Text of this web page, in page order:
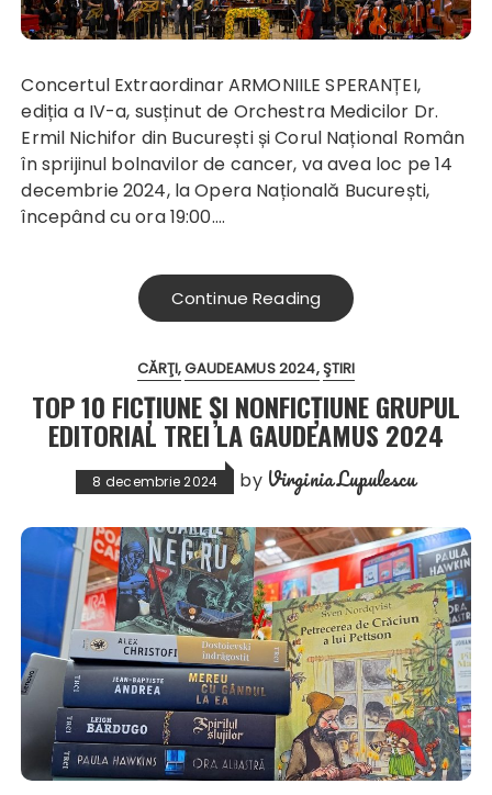
Concertul Extraordinar ARMONIILE SPERANȚEI,
ediția a IV-a, susținut de Orchestra Medicilor Dr.
Ermil Nichifor din București și Corul Național Român
în sprijinul bolnavilor de cancer, va avea loc pe 14
decembrie 2024, la Opera Națională București,
începând cu ora 19:00.…
Continue Reading
CĂRŢI GAUDEAMUS 2024 ŞTIRI
TOP 10 FICȚIUNE ȘI NONFICȚIUNE GRUPUL
EDITORIAL TREI LA GAUDEAMUS 2024
8 decembrie 2024 by Virginia Lupulescu